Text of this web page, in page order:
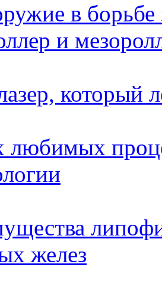
в борьбе
и
который
любимых
желез